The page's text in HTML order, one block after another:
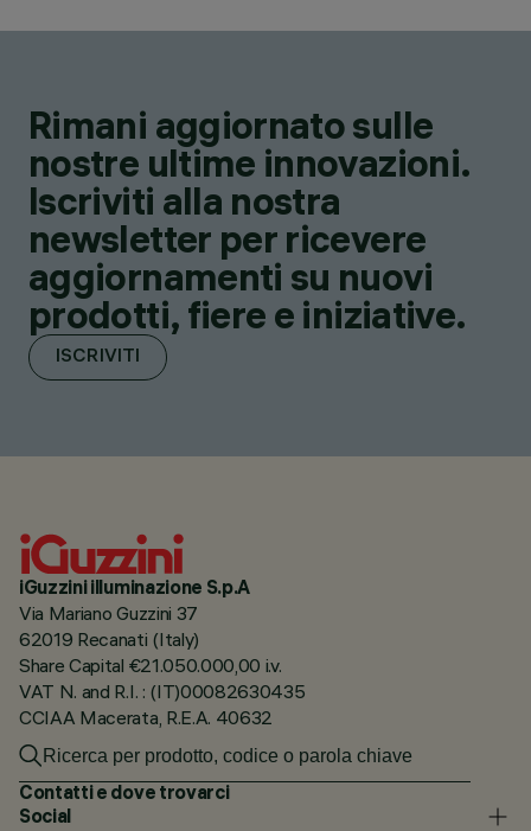
Rimani aggiornato sulle
nostre ultime innovazioni.
Iscriviti alla nostra
newsletter per ricevere
aggiornamenti su nuovi
prodotti, fiere e iniziative.
ISCRIVITI
iGuzzini illuminazione S.p.A
Via Mariano Guzzini 37
62019 Recanati (Italy)
Share Capital €21.050.000,00 i.v.
VAT N. and R.I. : (IT)00082630435
CCIAA Macerata, R.E.A. 40632
Contatti e dove trovarci
Social